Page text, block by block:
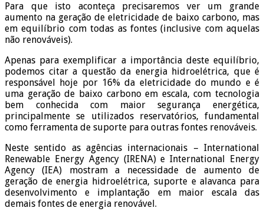
Para que isto aconteça precisaremos ver um grande
aumento na geração de eletricidade de baixo carbono, mas
em equilíbrio com todas as fontes (inclusive com aquelas
não renováveis).
Apenas para exemplificar a importância deste equilíbrio,
podemos citar a questão da energia hidroelétrica, que é
responsável hoje por 16% da eletricidade do mundo e é
uma geração de baixo carbono em escala, com tecnologia
bem conhecida com maior segurança energética,
principalmente se utilizados reservatórios, fundamental
como ferramenta de suporte para outras fontes renováveis.
Neste sentido as agências internacionais – International
Renewable Energy Agency (IRENA) e International Energy
Agency (IEA) mostram a necessidade de aumento de
geração de energia hidroelétrica, suporte e alavanca para
desenvolvimento e implantação em maior escala das
demais fontes de energia renovável.